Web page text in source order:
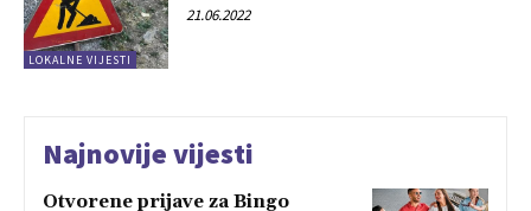
LOKALNE VIJESTI
21.06.2022
Najnovije vijesti
Otvorene prijave za Bingo